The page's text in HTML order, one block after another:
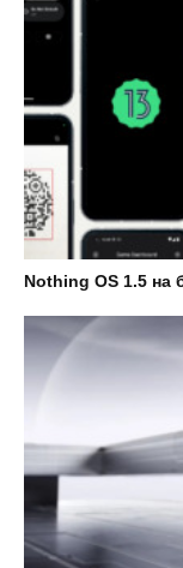
Nothing OS 1.5 на